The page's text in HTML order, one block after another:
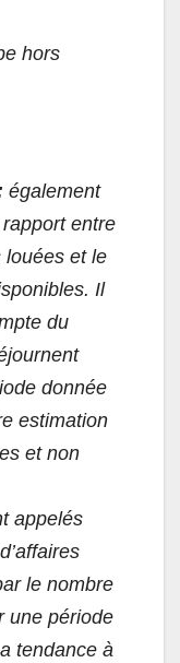
hors
également
rapport entre
louées et le
Il
du
donnée
estimation
et non
appelés
le nombre
une période
tendance à